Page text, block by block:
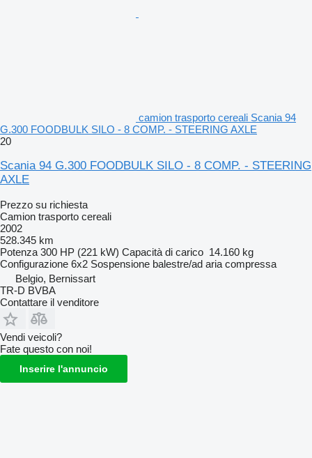
camion trasporto cereali Scania 94
G.300 FOODBULK SILO - 8 COMP. - STEERING AXLE
20
Scania 94 G.300 FOODBULK SILO - 8 COMP. - STEERING
AXLE
Prezzo su richiesta
Camion trasporto cereali
2002
528.345 km
Potenza 300 HP (221 kW) Capacità di carico 14.160 kg
Configurazione 6x2 Sospensione balestre/ad aria compressa
Belgio, Bernissart
TR-D BVBA
Contattare il venditore
Vendi veicoli?
Fate questo con noi!
Inserire l'annuncio